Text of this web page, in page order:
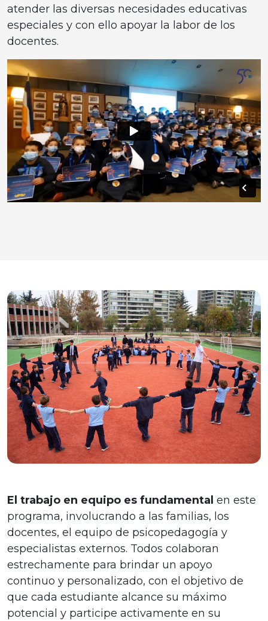
atender las diversas necesidades educativas
especiales y con ello apoyar la labor de los
docentes.
El trabajo en equipo es fundamental en este
programa, involucrando a las familias, los
docentes, el equipo de psicopedagogía y
especialistas externos. Todos colaboran
estrechamente para brindar un apoyo
continuo y personalizado, con el objetivo de
que cada estudiante alcance su máximo
potencial y participe activamente en su